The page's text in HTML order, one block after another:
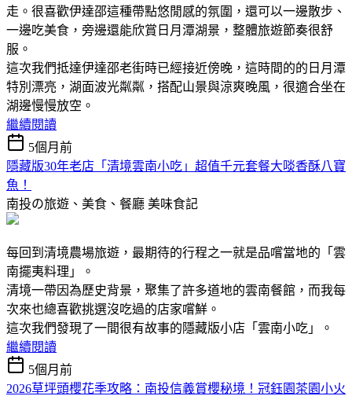
走。很喜歡伊達邵這種帶點悠閒感的氛圍，還可以一邊散步、
一邊吃美食，旁邊還能欣賞日月潭湖景，整體旅遊節奏很舒
服。
這次我們抵達伊達邵老街時已經接近傍晚，這時間的的日月潭
特別漂亮，湖面波光粼粼，搭配山景與涼爽晚風，很適合坐在
湖邊慢慢放空。
繼續閱讀
5個月前
隱藏版30年老店「清境雲南小吃」超值千元套餐大啖香酥八寶
魚！
南投の旅遊、美食、餐廳 美味食記
每回到清境農場旅遊，最期待的行程之一就是品嚐當地的「雲
南擺夷料理」。
清境一帶因為歷史背景，聚集了許多道地的雲南餐館，而我每
次來也總喜歡挑選沒吃過的店家嚐鮮。
這次我們發現了一間很有故事的隱藏版小店「雲南小吃」。
繼續閱讀
5個月前
2026草坪頭櫻花季攻略：南投信義賞櫻秘境！冠鈺園茶園小火